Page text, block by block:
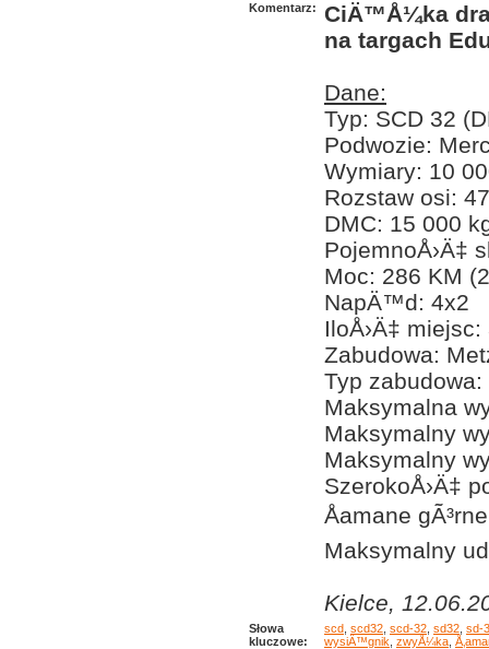
Komentarz:
CiÄ™Å¼ka
na targach
Dane:
Typ: SCD 32
Podwozie:
Wymiary: 10
Rozstaw osi:
DMC: 15 000
PojemnoÅ›Ä‡
Moc: 286 KM
NapÄ™d: 4x2
IloÅ›Ä‡
Zabudowa:
Typ zabudowa:
Maksymalna
Maksymalny
Maksymalny
SzerokoÅ›Ä‡
Åamane
Maksymalny
Kielce,
Słowa
kluczowe:
scd scd32 scd-32 sd32 sd-
wysiÄ™gnik zwyÅ¼ka